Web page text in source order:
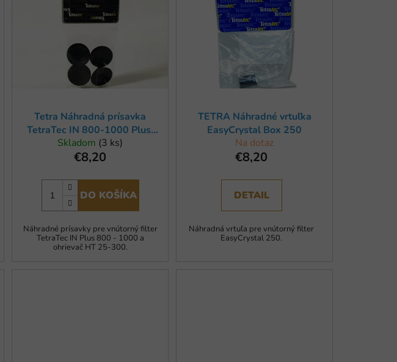
Tetra Náhradná prísavka
TetraTec IN 800-1000 Plus,
ECR 300 (4ks), ohrievač HT
25-300 (4ks)
Skladom (3 ks)
€8,20
DO KOŠÍKA
Náhradné prísavky pre vnútorný filter
TetraTec IN Plus 800 - 1000 a
ohrievač HT 25-300.
TETRA Náhradné vrtuľka
EasyCrystal Box 250
Na dotaz
€8,20
DETAIL
Náhradná vrtuľa pre vnútorný filter
EasyCrystal 250.